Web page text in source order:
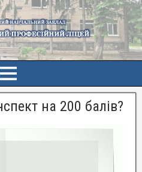
на 200 балів?